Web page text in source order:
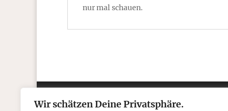
Wir schätzen Deine Privatsphäre.
nur mal schauen.